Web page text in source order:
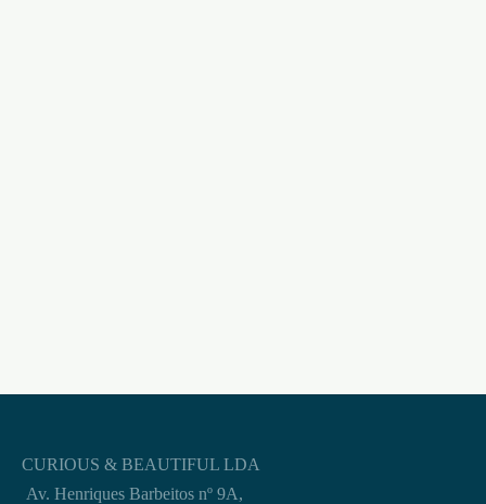
CURIOUS & BEAUTIFUL LDA
Av. Henriques Barbeitos nº 9A,